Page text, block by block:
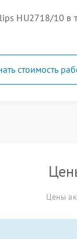
HU2718/10 в
стоимость
Цены